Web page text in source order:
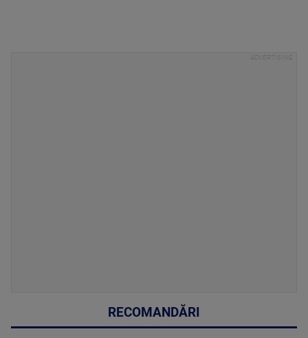
RECOMANDĂRI